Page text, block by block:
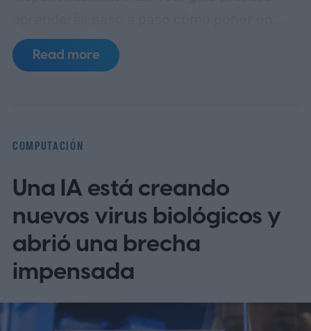
español MyChart (el portal de pacientes
basado en Epic), así como apps populares
en su idioma.
Read more
COMPUTACIÓN
Una IA está creando
nuevos virus biológicos y
abrió una brecha
impensada